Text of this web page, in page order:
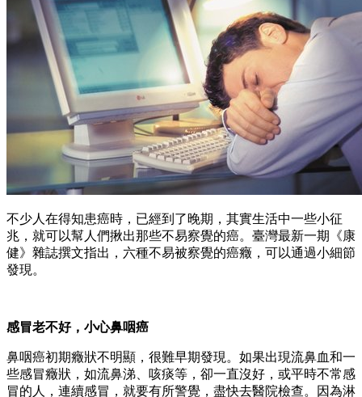
不少人在得知患癌時，已經到了晚期，其實生活中一些小征
兆，就可以幫人們揪出那些不易察覺的癌。臺灣最新一期《康
健》雜誌撰文指出，六種不易被察覺的癌癥，可以通過小細節
發現。
感冒老不好，小心鼻咽癌
鼻咽癌初期癥狀不明顯，很難早期發現。如果出現流鼻血和一
些感冒癥狀，如流鼻涕、咳痰等，卻一直沒好，或平時不常感
冒的人，連續感冒，就要有所警覺，盡快去醫院檢查。因為淋